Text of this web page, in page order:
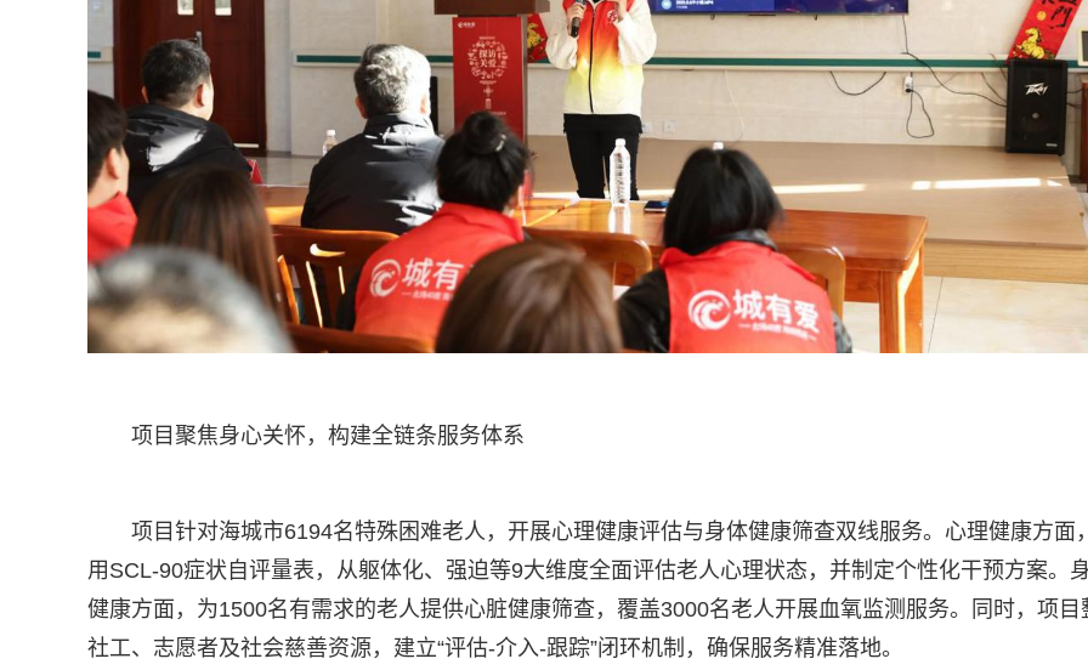
项目聚焦身心关怀，构建全链条服务体系
项目针对海城市6194名特殊困难老人，开展心理健康评估与身体健康筛查双线服务。心理健康方面
用SCL-90症状自评量表，从躯体化、强迫等9大维度全面评估老人心理状态，并制定个性化干预方案。
健康方面，为1500名有需求的老人提供心脏健康筛查，覆盖3000名老人开展血氧监测服务。同时，项目
社工、志愿者及社会慈善资源，建立“评估-介入-跟踪”闭环机制，确保服务精准落地。